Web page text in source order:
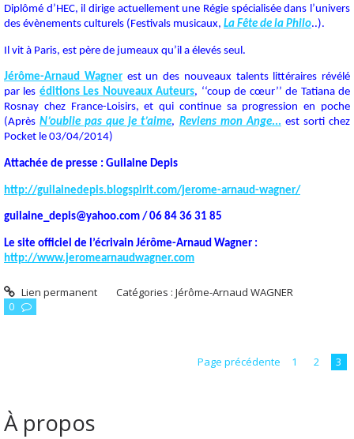
À propos
Diplômé d’HEC, il dirige actuellement une Régie spécialisée dans l’univers
des évènements culturels (Festivals musicaux, La Fête de la Philo..).
Il vit à Paris, est père de jumeaux qu’il a élevés seul.
Jérôme-Arnaud Wagnerest un des nouveaux talents littéraires révélé
par les éditions Les Nouveaux Auteurs, ‘‘coup de cœur’’ de Tatiana de
Rosnay chez France-Loisirs, et qui continue sa progression en poche
(AprèsN’oublie pas que je t’aime, Reviens mon Ange... est sorti chez
Pocket le 03/04/2014)
Attachée de presse : Guilaine Depis
http://guilainedepis.blogspirit.com/jerome-arnaud-wagner/
guilaine_depis@yahoo.com / 06 84 36 31 85
Le site officiel de l’écrivain Jérôme-Arnaud Wagner :
http://www.jeromearnaudwagner.com
Lien permanent Catégories :Jérôme-Arnaud WAGNER
0
Page précédente 1 2 3